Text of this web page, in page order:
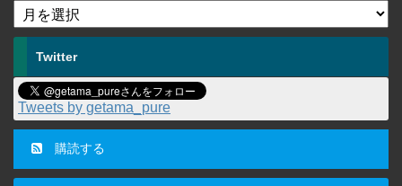
Twitter
Tweets by getama_pure
購読する